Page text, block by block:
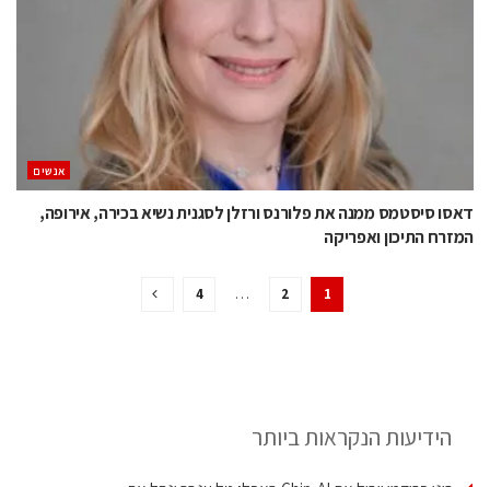
אנשים
דאסו סיסטמס ממנה את פלורנס ורזלן לסגנית נשיא בכירה, אירופה,
המזרח התיכון ואפריקה
1
2
…
4
הידיעות הנקראות ביותר